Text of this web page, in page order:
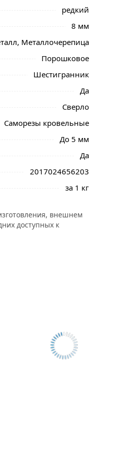
в Москве и области.
редкий
8 мм
Металлочерепица
Порошковое
Шестигранник
Да
Сверло
Саморезы кровельные
До 5 мм
Да
2017024656203
за 1 кг
внешнем
доступных к